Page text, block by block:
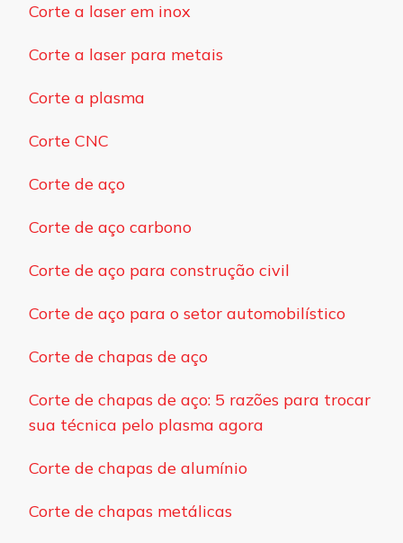
Corte a laser em inox
Corte a laser para metais
Corte a plasma
Corte CNC
Corte de aço
Corte de aço carbono
Corte de aço para construção civil
Corte de aço para o setor automobilístico
Corte de chapas de aço
Corte de chapas de aço: 5 razões para trocar
sua técnica pelo plasma agora
Corte de chapas de alumínio
Corte de chapas metálicas